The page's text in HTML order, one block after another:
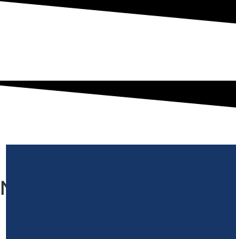
Notre proposition de valeur